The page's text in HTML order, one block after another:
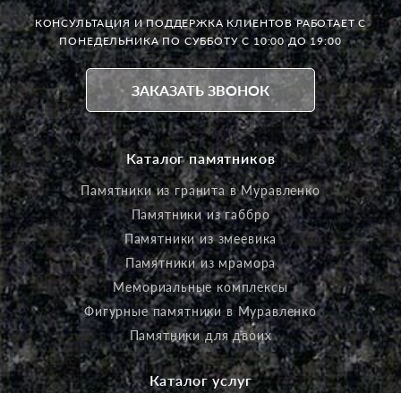
КОНСУЛЬТАЦИЯ И ПОДДЕРЖКА КЛИЕНТОВ РАБОТАЕТС
ПОНЕДЕЛЬНИКА ПО СУББОТУ С 10:00 ДО 19:00
ЗАКАЗАТЬ ЗВОНОК
Каталог памятников
Памятники из гранита в Муравленко
Памятники из габбро
Памятники из змеевика
Памятники из мрамора
Мемориальные комплексы
Фигурные памятники в Муравленко
Памятники для двоих
Каталог услуг